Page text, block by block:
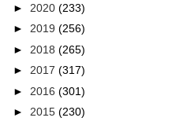
► 2020 (233)
► 2019 (256)
► 2018 (265)
► 2017 (317)
► 2016 (301)
► 2015 (230)